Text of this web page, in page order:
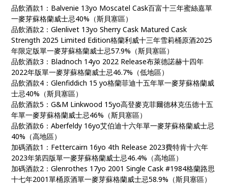
品飲酒款1：Balvenie 13yo Moscatel Cask百富十三年蜜絲嘉單
一麥芽蘇格蘭威士忌40%（斯貝塞區）
品飲酒款2：Glenlivet 13yo Sherry Cask Matured Cask
Strength 2025 Limited Edition格蘭利威十三年雪莉桶原酒2025
年限定版單一麥芽蘇格蘭威士忌57.9%（斯貝塞區）
品飲酒款3：Bladnoch 14yo 2022 Release布萊德諾赫十四年
2022年版單一麥芽蘇格蘭威士忌46.7%（低地區）
品飲酒款4：Glenfiddich 15 yo格蘭菲迪十五年單一麥芽蘇格蘭威
士忌40%（斯貝塞區）
品飲酒款5：G&M Linkwood 15yo高登麥克菲爾德林克伍德十五
年單一麥芽蘇格蘭威士忌46%（斯貝塞區）
品飲酒款6：Aberfeldy 16yo艾伯迪十六年單一麥芽蘇格蘭威士忌
40%（高地區）
加碼酒款1：Fettercairn 16yo 4th Release 2023費特肯十六年
2023年第四版單一麥芽蘇格蘭威士忌46.4%（高地區）
加碼酒款2：Glenrothes 17yo 2001 Single Cask #1984格蘭路思
十七年2001單桶原酒單一麥芽蘇格蘭威士忌58.9%（斯貝塞區）